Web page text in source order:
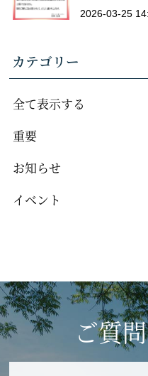
2026-03-25
カテゴリー
全て表示する
重要
お知らせ
イベント
ご質